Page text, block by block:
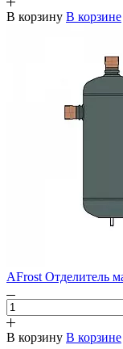
В корзину В корзине
AFrost Отделитель
В корзину В корзине